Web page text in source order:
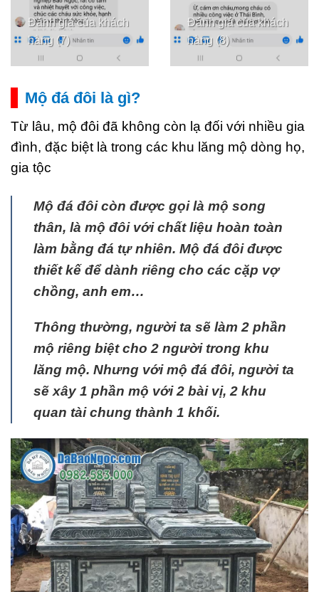
Đánh giá của khách
hàng (7)
Đánh giá của khách
hàng (8)
Mộ đá đôi là gì?
Từ lâu, mộ đôi đã không còn lạ đối với nhiều gia
đình, đặc biệt là trong các khu lăng mộ dòng họ,
gia tộc
Mộ đá đôi còn được gọi là mộ song
thân, là mộ đôi với chất liệu hoàn toàn
làm bằng đá tự nhiên. Mộ đá đôi được
thiết kế để dành riêng cho các cặp vợ
chồng, anh em…
Thông thường, người ta sẽ làm 2 phần
mộ riêng biệt cho 2 người trong khu
lăng mộ. Nhưng với mộ đá đôi, người ta
sẽ xây 1 phần mộ với 2 bài vị, 2 khu
quan tài chung thành 1 khối.